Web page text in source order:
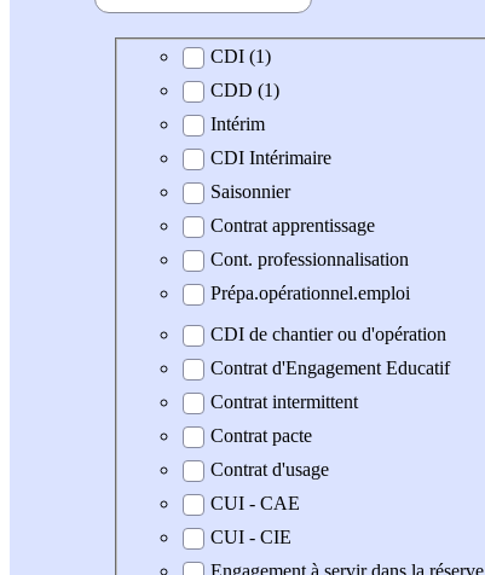
Type de contrat
CDI (1)
CDD (1)
Intérim
CDI Intérimaire
Saisonnier
Contrat apprentissage
Cont. professionnalisation
Prépa.opérationnel.emploi
CDI de chantier ou d'opération
Contrat d'Engagement Educatif
Contrat intermittent
Contrat pacte
Contrat d'usage
CUI - CAE
CUI - CIE